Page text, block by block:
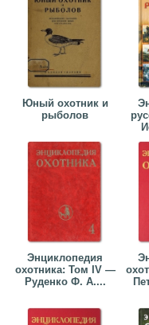
Юный охотник и
рыболов
Энциклопедия
охотника: Том IV —
Руденко Ф. А....